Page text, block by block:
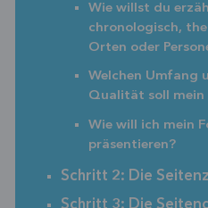
Wie willst du
chronologisch,
Orten oder
Welchen Umfang
Qualität soll mein
Wie will ich mein
präsentieren?
Schritt 2: Die
Schritt 3: Die